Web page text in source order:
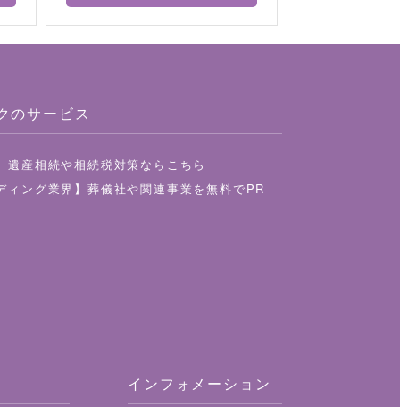
のサービス
遺産相続や相続税対策ならこちら
ィング業界】葬儀社や関連事業を無料でPR
インフォメーション